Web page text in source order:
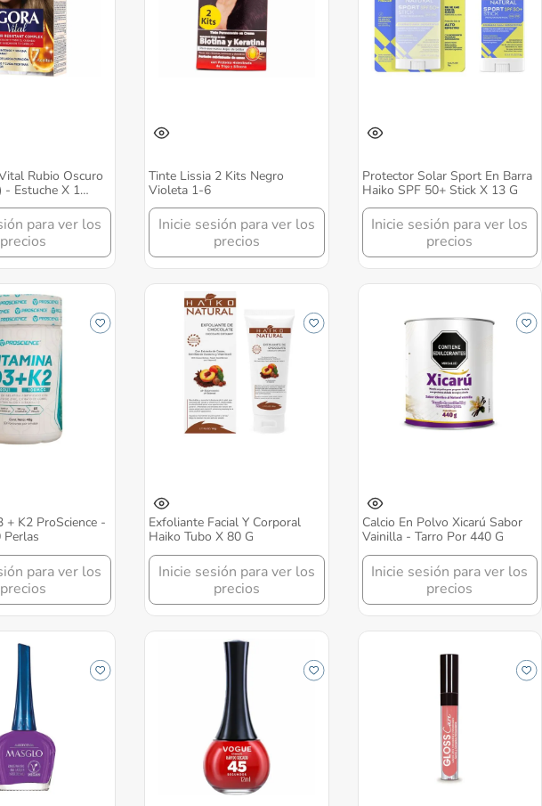
Rubio Oscuro
- Estuche X 1
para ver los
precios
Tinte Lissia 2 Kits Negro
Violeta 1-6
Inicie sesión para ver los
precios
Protector Solar Sport En Barra
Haiko SPF 50+ Stick X 13 G
Inicie sesión para ver los
precios
+ K2 ProScience -
Perlas
para ver los
precios
Exfoliante Facial Y Corporal
Haiko Tubo X 80 G
Inicie sesión para ver los
precios
Calcio En Polvo Xicarú Sabor
Vainilla - Tarro Por 440 G
Inicie sesión para ver los
precios